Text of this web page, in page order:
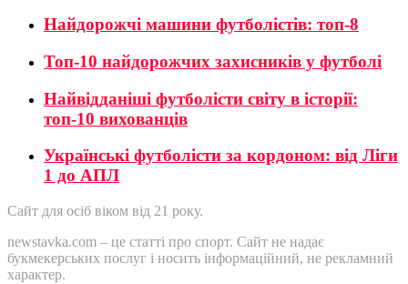
Найдорожчі машини футболістів: топ-8
Топ-10 найдорожчих захисників у футболі
Найвідданіші футболісти світу в історії:
топ-10 вихованців
Українські футболісти за кордоном: від Ліги
1 до АПЛ
Сайт для осіб віком від 21 року.
newstavka.com – це статті про спорт. Сайт не надає
букмекерських послуг і носить інформаційний, не рекламний
характер.